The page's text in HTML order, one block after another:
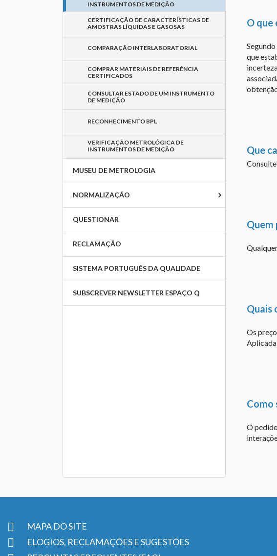
INSTRUMENTOS DE MEDIÇÃO
CERTIFICAÇÃO DE CARACTERÍSTICAS DE
AMOSTRAS LÍQUIDAS E GASOSAS
COMPARAÇÃO INTERLABORATORIAL
COMPRAR MATERIAIS DE REFERÊNCIA
CERTIFICADOS
CONSULTAR ESTADO DE UM INSTRUMENTO
DE MEDIÇÃO
RECONHECIMENTO BPL
VERIFICAÇÃO METROLÓGICA DE
INSTRUMENTOS DE MEDIÇÃO
MUSEU DE METROLOGIA
NORMALIZAÇÃO
QUESTIONAR
RECLAMAÇÃO
SISTEMA PORTUGUÊS DA QUALIDADE
SUBSCREVER NEWSLETTER ESPAÇO Q
O que
que
Que
Quem
Quais
Os
Como
O
MAPA DO SITE
ELOGIOS, RECLAMAÇÕES E SUGESTÕES